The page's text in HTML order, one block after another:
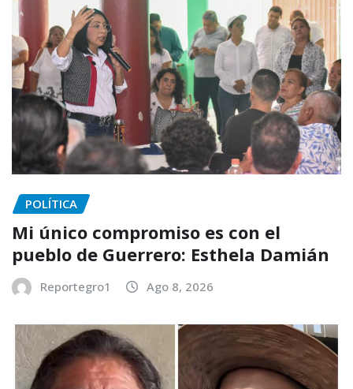
POLÍTICA
Mi único compromiso es con el
pueblo de Guerrero: Esthela Damián
Reportegro1 Ago 8, 2026